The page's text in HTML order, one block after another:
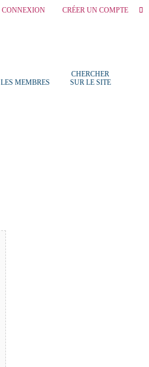
CONNEXION CRÉER UN COMPTE
LES MEMBRES
CHERCHER
SUR LE SITE